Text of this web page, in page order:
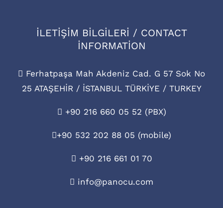
İLETİŞİM BİLGİLERİ / CONTACT
İNFORMATİON
Ferhatpaşa Mah Akdeniz Cad. G 57 Sok No
25 ATAŞEHİR / İSTANBUL TÜRKİYE / TURKEY
+90 216 660 05 52 (PBX)
+90 532 202 88 05 (mobile)
+90 216 661 01 70
info@panocu.com